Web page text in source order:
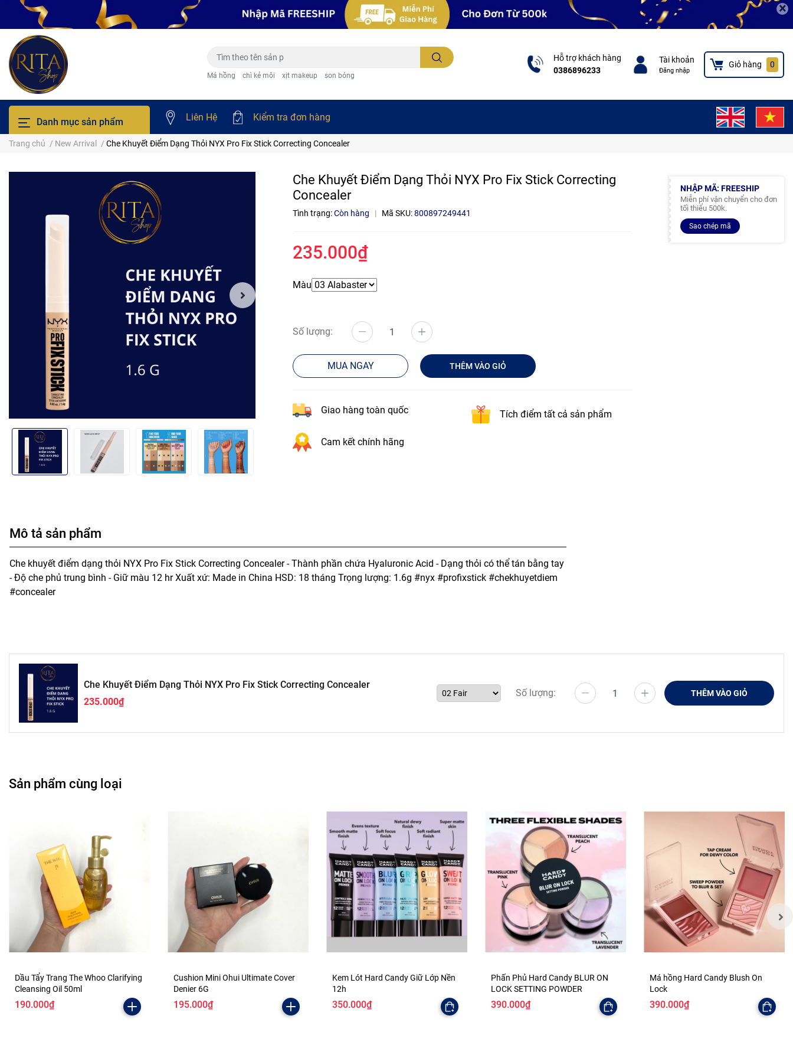
×
Má hồng chì kẻ môi xịt makeup son bóng
Hỗ trợ khách hàng
0386896233
Tài khoản
Đăng nhập
Giỏ hàng 0
Danh mục sản phẩm Liên Hệ Kiểm tra đơn hàng
Trang chủ / New Arrival / Che Khuyết Điểm Dạng Thỏi NYX Pro Fix Stick Correcting Concealer
Che Khuyết Điểm Dạng Thỏi NYX Pro Fix Stick Correcting
Concealer
Tình trạng:Còn hàng | Mã SKU:800897249441
235.000₫
Màu
Số lượng:
MUA NGAY THÊM VÀO GIỎ
Giao hàng toàn quốc Tích điểm tất cả sản phẩm
Cam kết chính hãng
NHẬP MÃ: FREESHIP
Miễn phí vận chuyển cho đơn
tối thiểu 500k.
Sao chép mã
Mô tả sản phẩm
Che khuyết điểm dạng thỏi NYX Pro Fix Stick Correcting Concealer - Thành phần chứa Hyaluronic Acid - Dạng thỏi có thể tán bằng tay
- Độ che phủ trung bình - Giữ màu 12 hr Xuất xứ: Made in China HSD: 18 tháng Trọng lượng: 1.6g #nyx #profixstick #chekhuyetdiem
#concealer
Che Khuyết Điểm Dạng Thỏi NYX Pro Fix Stick Correcting Concealer
235.000₫
Số lượng: THÊM VÀO GIỎ
Sản phẩm cùng loại
Dầu Tẩy Trang The Whoo Clarifying
Cleansing Oil 50ml
190.000₫
Cushion Mini Ohui Ultimate Cover
Denier 6G
195.000₫
Kem Lót Hard Candy Giữ Lớp Nền
12h
350.000₫
Phấn Phủ Hard Candy BLUR ON
LOCK SETTING POWDER
390.000₫
Má hồng Hard Candy Blush On
Lock
390.000₫